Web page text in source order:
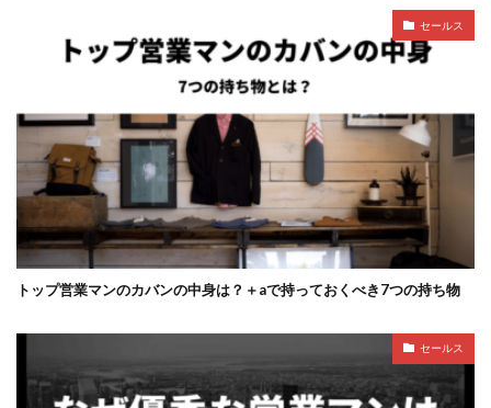
セールス
トップ営業マンのカバンの中身は？＋aで持っておくべき7つの持ち物
セールス